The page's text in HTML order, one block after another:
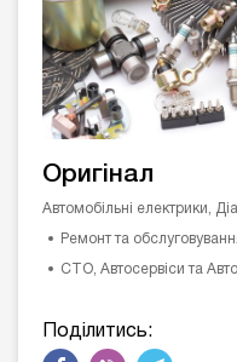
Оригінал
Автомобільні електрики,
Ремонт та
СТО, Автосервіси та
Поділитись: